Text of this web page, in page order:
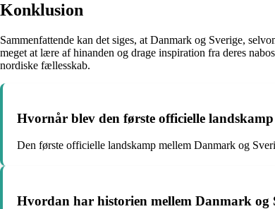
Konklusion
Sammenfattende kan det siges, at Danmark og Sverige,
meget at lære af hinanden og drage inspiration fra deres
nordiske fællesskab.
Hvornår blev den første officielle
Den første officielle landskamp mellem Danmark og
Hvordan har historien mellem Danmark og